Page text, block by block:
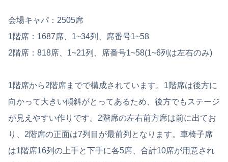
会場キャパ：2505席
1階席：1687席、1~34列、席番号1~58
2階席：818席、1~21列、席番号1~58(1~6列は左右のみ)
1階席から2階席までで構成されています。1階席は後方に
向かって大きい傾斜がとってあるため、後方でもステージ
が見えやすい作りです。2階席の左右前方席は前に出てお
り、2階席の正面は7列目が最前列となります。車椅子席
は1階席16列の上手と下手に各5席、合計10席が用意され